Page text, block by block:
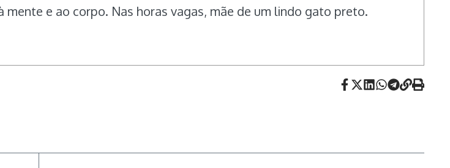
e ao corpo. Nas horas vagas, mãe de um lindo gato preto.